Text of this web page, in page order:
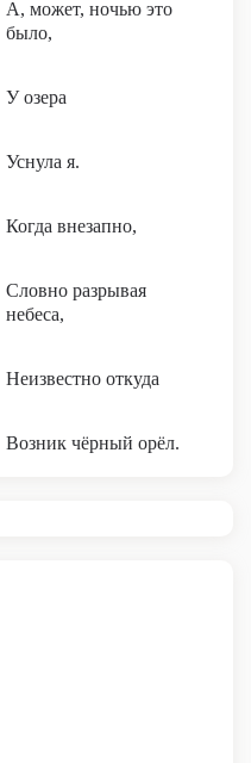
А, может, ночью это
было,
У озера
Уснула я.
Когда внезапно,
Словно разрывая
небеса,
Неизвестно откуда
Возник чёрный орёл.